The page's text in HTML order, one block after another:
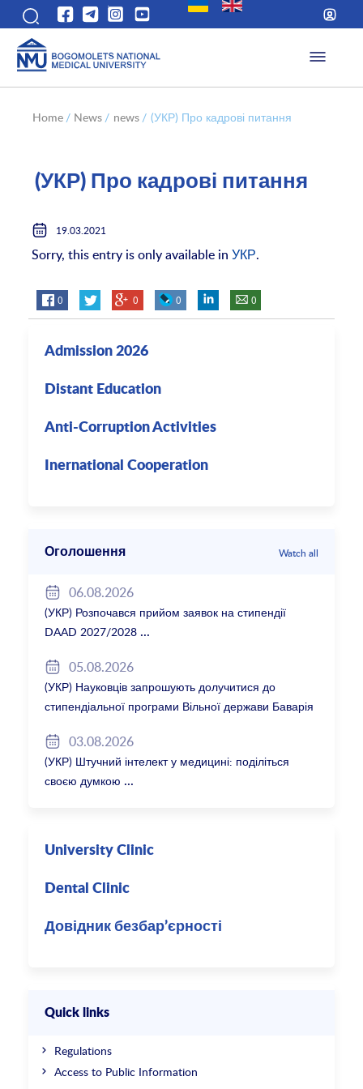
Home / News / news / (УКР) Про кадрові питання
(УКР) Про кадрові питання
19.03.2021
Sorry, this entry is only available inУКР.
0 0 0 0
Admission 2026
Distant Education
Anti-Corruption Activities
Inernational Cooperation
Оголошення Watch all
06.08.2026
(УКР) Розпочався прийом заявок на стипендії
DAAD 2027/2028
05.08.2026
(УКР) Науковців запрошують долучитися до
стипендіальної програми Вільної держави Баварія
03.08.2026
(УКР) Штучний інтелект у медицині: поділіться
своєю думкою
University Clinic
Dental Clinic
Довідник безбар’єрності
Quick links
Regulations
Access to Public Information